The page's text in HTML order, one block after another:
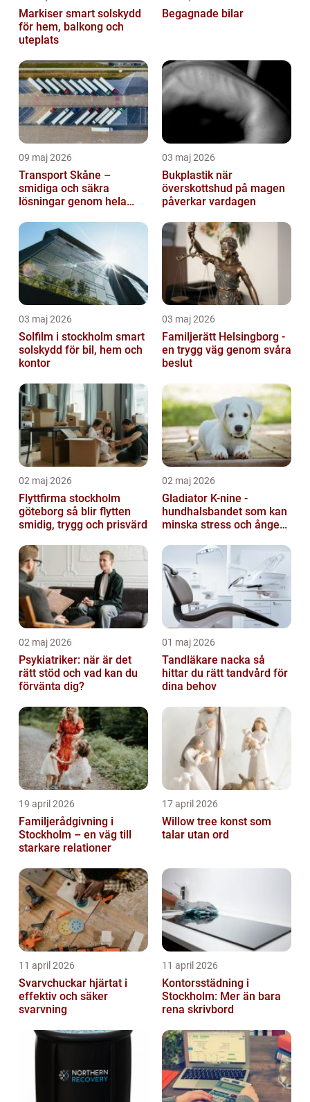
Markiser smart solskydd
för hem, balkong och
uteplats
Begagnade bilar
09 maj 2026
Transport Skåne –
smidiga och säkra
lösningar genom hela
03 maj 2026
Bukplastik när
överskottshud på magen
påverkar vardagen
03 maj 2026
Solfilm i stockholm smart
solskydd för bil, hem och
kontor
03 maj 2026
Familjerätt Helsingborg -
en trygg väg genom svåra
beslut
02 maj 2026
Flyttfirma stockholm
göteborg så blir flytten
smidig, trygg och prisvärd
02 maj 2026
Gladiator K-nine -
hundhalsbandet som kan
minska stress och ångest
02 maj 2026
Psykiatriker: när är det
rätt stöd och vad kan du
förvänta dig?
01 maj 2026
Tandläkare nacka så
hittar du rätt tandvård för
dina behov
19 april 2026
Familjerådgivning i
Stockholm – en väg till
starkare relationer
17 april 2026
Willow tree konst som
talar utan ord
11 april 2026
Svarvchuckar hjärtat i
effektiv och säker
svarvning
11 april 2026
Kontorsstädning i
Stockholm: Mer än bara
rena skrivbord